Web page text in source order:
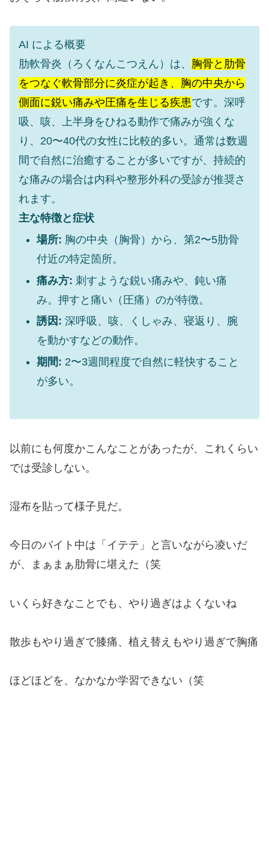
AI による概要
肋軟骨炎（ろくなんこつえん）は、 胸骨と肋骨
をつなぐ軟骨部分に炎症が起き、胸の中央から
側面に鋭い痛みや圧痛を生じる疾患です。深呼
吸、咳、上半身をひねる動作で痛みが強くな
り、20〜40代の女性に比較的多い。通常は数週
間で自然に治癒することが多いですが、持続的
な痛みの場合は内科や整形外科の受診が推奨さ
れます。
主な特徴と症状
場所: 胸の中央（胸骨）から、第2〜5肋骨
付近の特定箇所。
痛み方: 刺すような鋭い痛みや、鈍い痛
み。押すと痛い（圧痛）のが特徴。
誘因: 深呼吸、咳、くしゃみ、寝返り、腕
を動かすなどの動作。
期間: 2〜3週間程度で自然に軽快すること
が多い。
以前にも何度かこんなことがあったが、これくらい
では受診しない。
湿布を貼って様子見だ。
今日のバイト中は「イテテ」と言いながら凌いだ
が、まぁまぁ肋骨に堪えた（笑
いくら好きなことでも、やり過ぎはよくないね
散歩もやり過ぎで膝痛、植え替えもやり過ぎで胸痛
ほどほどを、なかなか学習できない（笑